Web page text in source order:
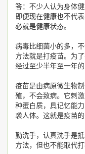
答：不少人认为身体
即便现在健康也不代
必就是健康状态。
病毒比细菌小的多，
方法就是打疫苗。为
经过至少半年至一年的
疫苗是由病原微生物
殖，不会致病。它刺
种蛋白质，具记忆能
袭人体。这就是疫苗的
勤洗手，认真洗手是
方法，但也不能取代打